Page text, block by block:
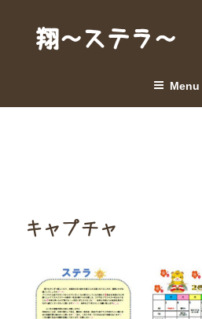
content翔～ステラ～
Menu
キャプチャ